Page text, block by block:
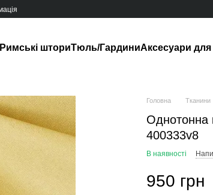
Римські шториТюль/ГардиниАксесуари
Головна Тканини
Однотонна
400333v8
В наявності
950 грн